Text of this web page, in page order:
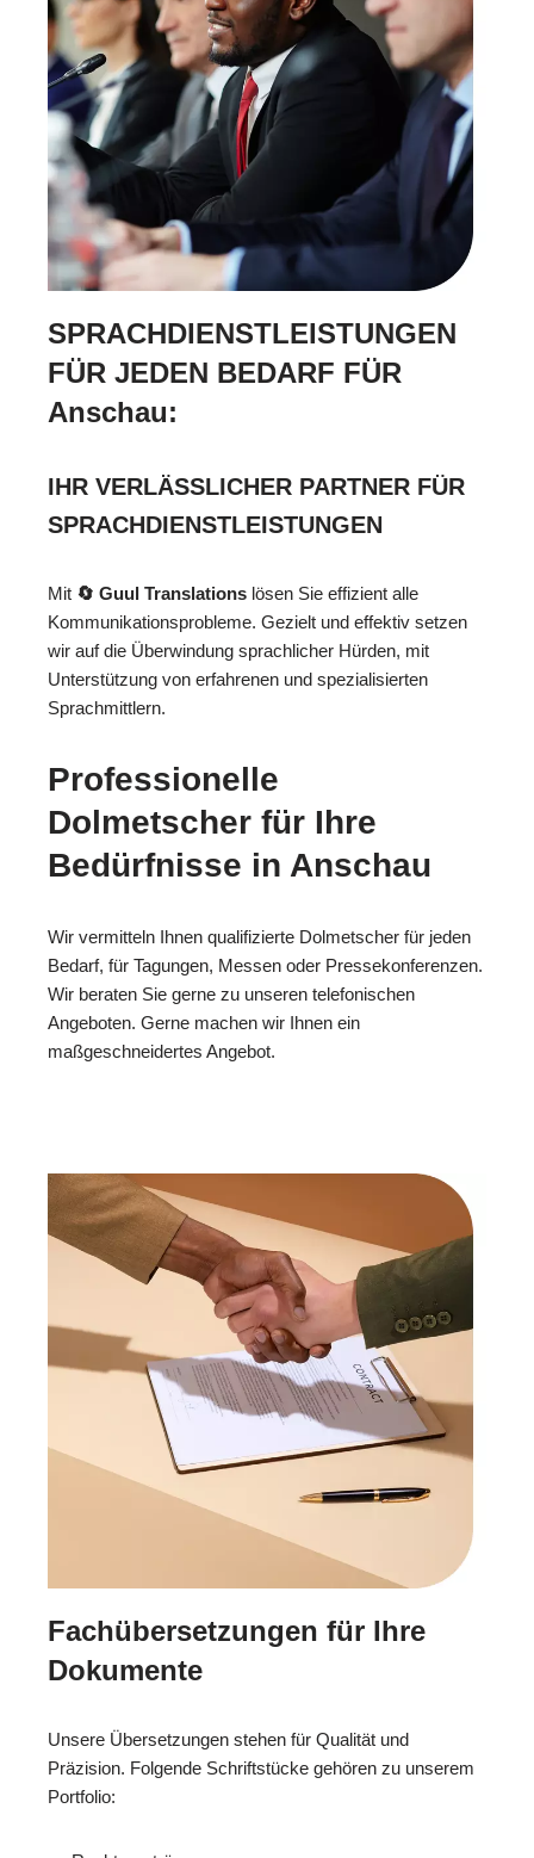
SPRACHDIENSTLEISTUNGEN
FÜR JEDEN BEDARF FÜR
Anschau:
IHR VERLÄSSLICHER PARTNER FÜR
SPRACHDIENSTLEISTUNGEN
Mit 🔄 Guul Translations lösen Sie effizient alle
Kommunikationsprobleme. Gezielt und effektiv setzen
wir auf die Überwindung sprachlicher Hürden, mit
Unterstützung von erfahrenen und spezialisierten
Sprachmittlern.
Professionelle
Dolmetscher für Ihre
Bedürfnisse in Anschau
Wir vermitteln Ihnen qualifizierte Dolmetscher für jeden
Bedarf, für Tagungen, Messen oder Pressekonferenzen.
Wir beraten Sie gerne zu unseren telefonischen
Angeboten. Gerne machen wir Ihnen ein
maßgeschneidertes Angebot.
Fachübersetzungen für Ihre
Dokumente
Unsere Übersetzungen stehen für Qualität und
Präzision. Folgende Schriftstücke gehören zu unserem
Portfolio: